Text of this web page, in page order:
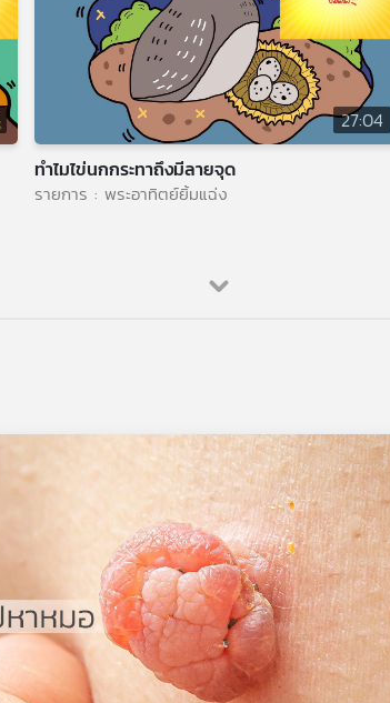
27:04
ทำไมไข่นกกระทาถึงมีลายจุด
รายการ : พระอาทิตย์ยิ้มแฉ่ง